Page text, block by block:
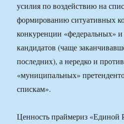
усилия по воздействию на
формированию ситуативных
конкуренции «федеральных»
кандидатов (чаще
последних), а нередко и
«муниципальных»
спискам».
Ценность праймериз «Единой